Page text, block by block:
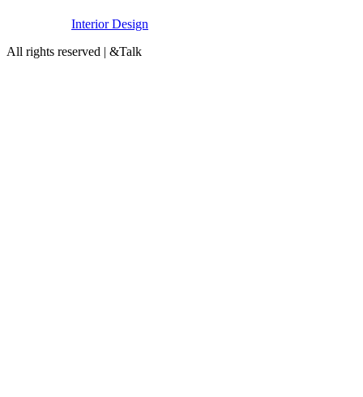
Interior Design
All rights reserved | &Talk